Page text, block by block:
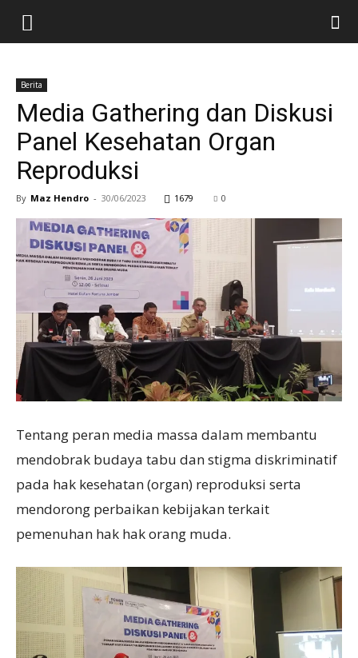
Berita
Media Gathering dan Diskusi
Panel Kesehatan Organ
Reproduksi
By Maz Hendro - 30/06/2023 1679 0
Tentang peran media massa dalam membantu
mendobrak budaya tabu dan stigma diskriminatif
pada hak kesehatan (organ) reproduksi serta
mendorong perbaikan kebijakan terkait
pemenuhan hak hak orang muda.